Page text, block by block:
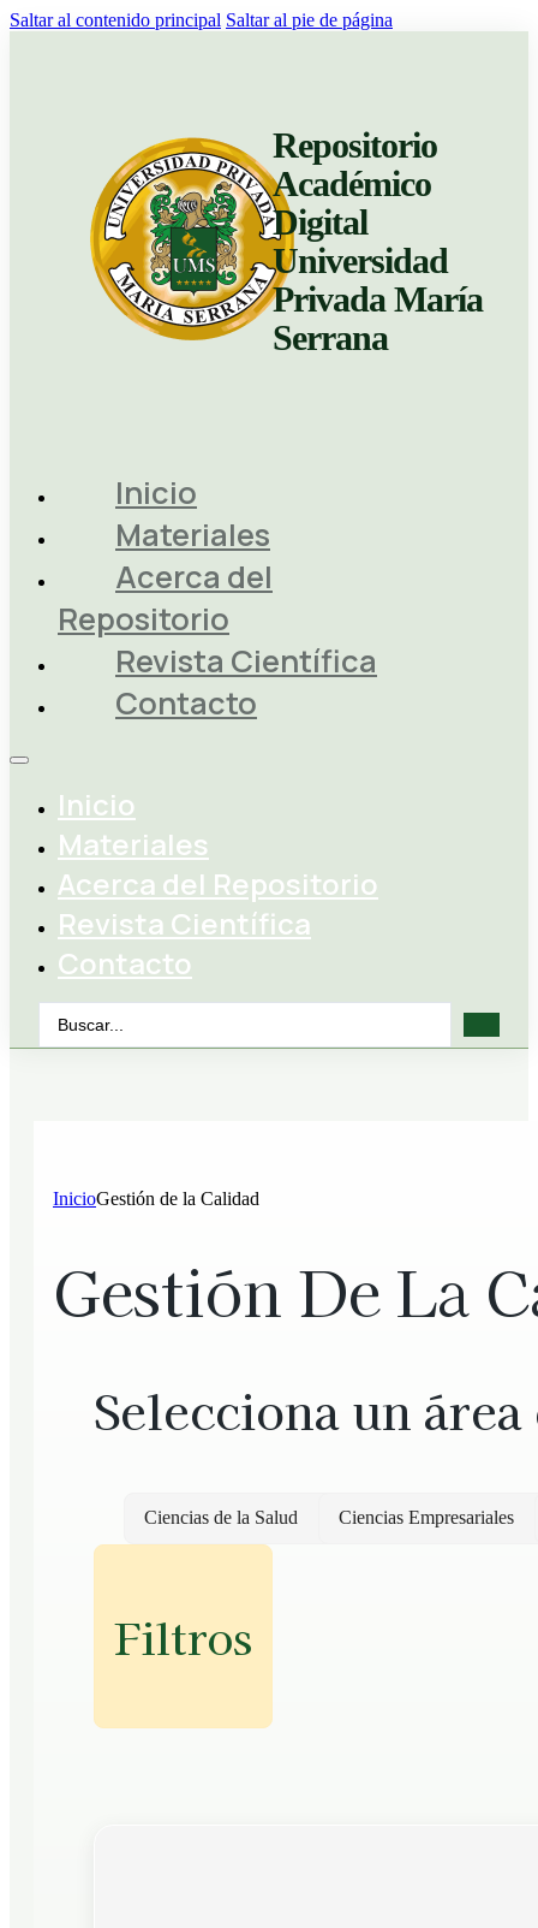
Saltar al contenido principal Saltar al pie de página
Repositorio
Académico
Digital
Universidad
Privada María
Serrana
Inicio
Materiales
Acerca del
Repositorio
Revista Científica
Contacto
Inicio
Materiales
Acerca del Repositorio
Revista Científica
Contacto
InicioGestión de la Calidad
Gestión De La
Selecciona un
Ciencias de la Salud Ciencias Empresariales
Filtros